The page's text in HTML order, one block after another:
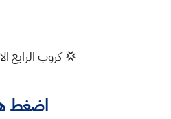
💢 كروب الرابع
اضغط